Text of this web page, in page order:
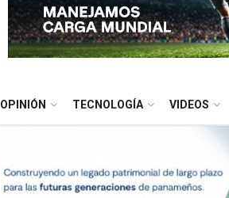
OPINIÓN TECNOLOGÍA VIDEOS